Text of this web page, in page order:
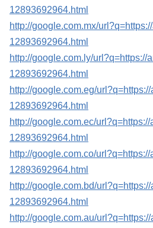
12893692964.html
http://google.com.mx/
12893692964.html
http://google.com.ly/url?q=https://
12893692964.html
http://google.com.eg/
12893692964.html
http://google.com.ec/
12893692964.html
http://google.com.co/
12893692964.html
http://google.com.bd/
12893692964.html
http://google.com.au/